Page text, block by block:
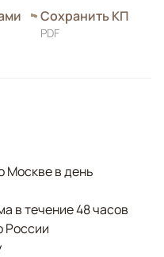
Сохранить КП
PDF
Москве в день
в течение 48 часов
России